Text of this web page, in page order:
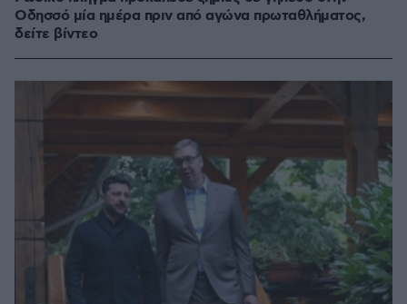
Οδησσό μία ημέρα πριν από αγώνα πρωταθλήματος,
δείτε βίντεο